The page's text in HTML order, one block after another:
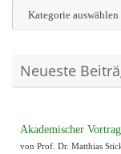
Neueste
Akademischer
von Prof. Dr. Matthias